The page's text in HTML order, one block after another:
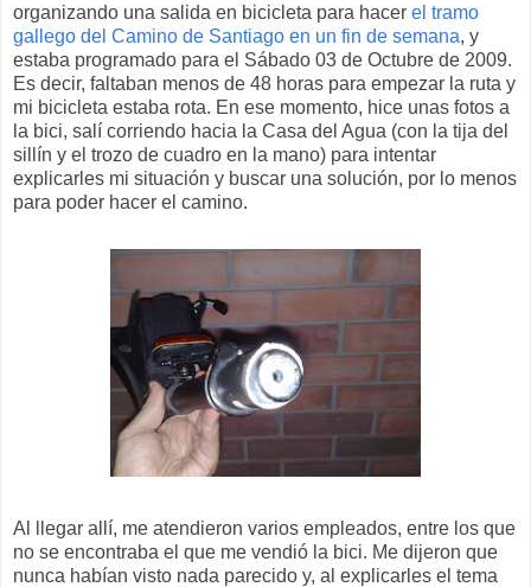
organizando una salida en bicicleta para hacer el tramo
gallego del Camino de Santiago en un fin de semana, y
estaba programado para el Sábado 03 de Octubre de 2009.
Es decir, faltaban menos de 48 horas para empezar la ruta y
mi bicicleta estaba rota. En ese momento, hice unas fotos a
la bici, salí corriendo hacia la Casa del Agua (con la tija del
sillín y el trozo de cuadro en la mano) para intentar
explicarles mi situación y buscar una solución, por lo menos
para poder hacer el camino.
Al llegar allí, me atendieron varios empleados, entre los que
no se encontraba el que me vendió la bici. Me dijeron que
nunca habían visto nada parecido y, al explicarles el tema